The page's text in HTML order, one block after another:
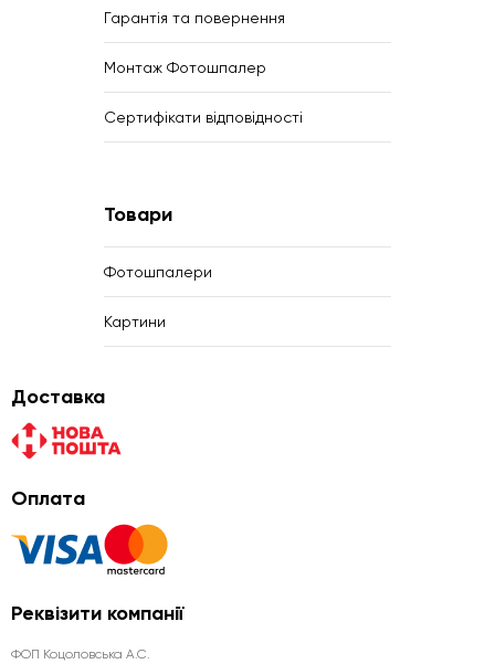
Гарантія та повернення
Монтаж Фотошпалер
Сертифікати відповідності
Товари
Фотошпалери
Картини
Доставка
Оплата
Реквізити компанії
ФОП Коцоловська А.С.